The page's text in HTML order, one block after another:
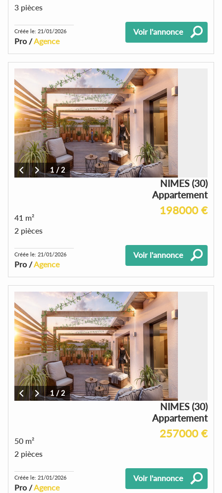
3 pièces
Créée le: 21/01/2026
Pro /Agence
Voir l'annonce
1 /2
NIMES (30)
Appartement
198000 €
41 m²
2 pièces
Créée le: 21/01/2026
Pro /Agence
Voir l'annonce
1 /2
NIMES (30)
Appartement
257000 €
50 m²
2 pièces
Créée le: 21/01/2026
Pro /Agence
Voir l'annonce